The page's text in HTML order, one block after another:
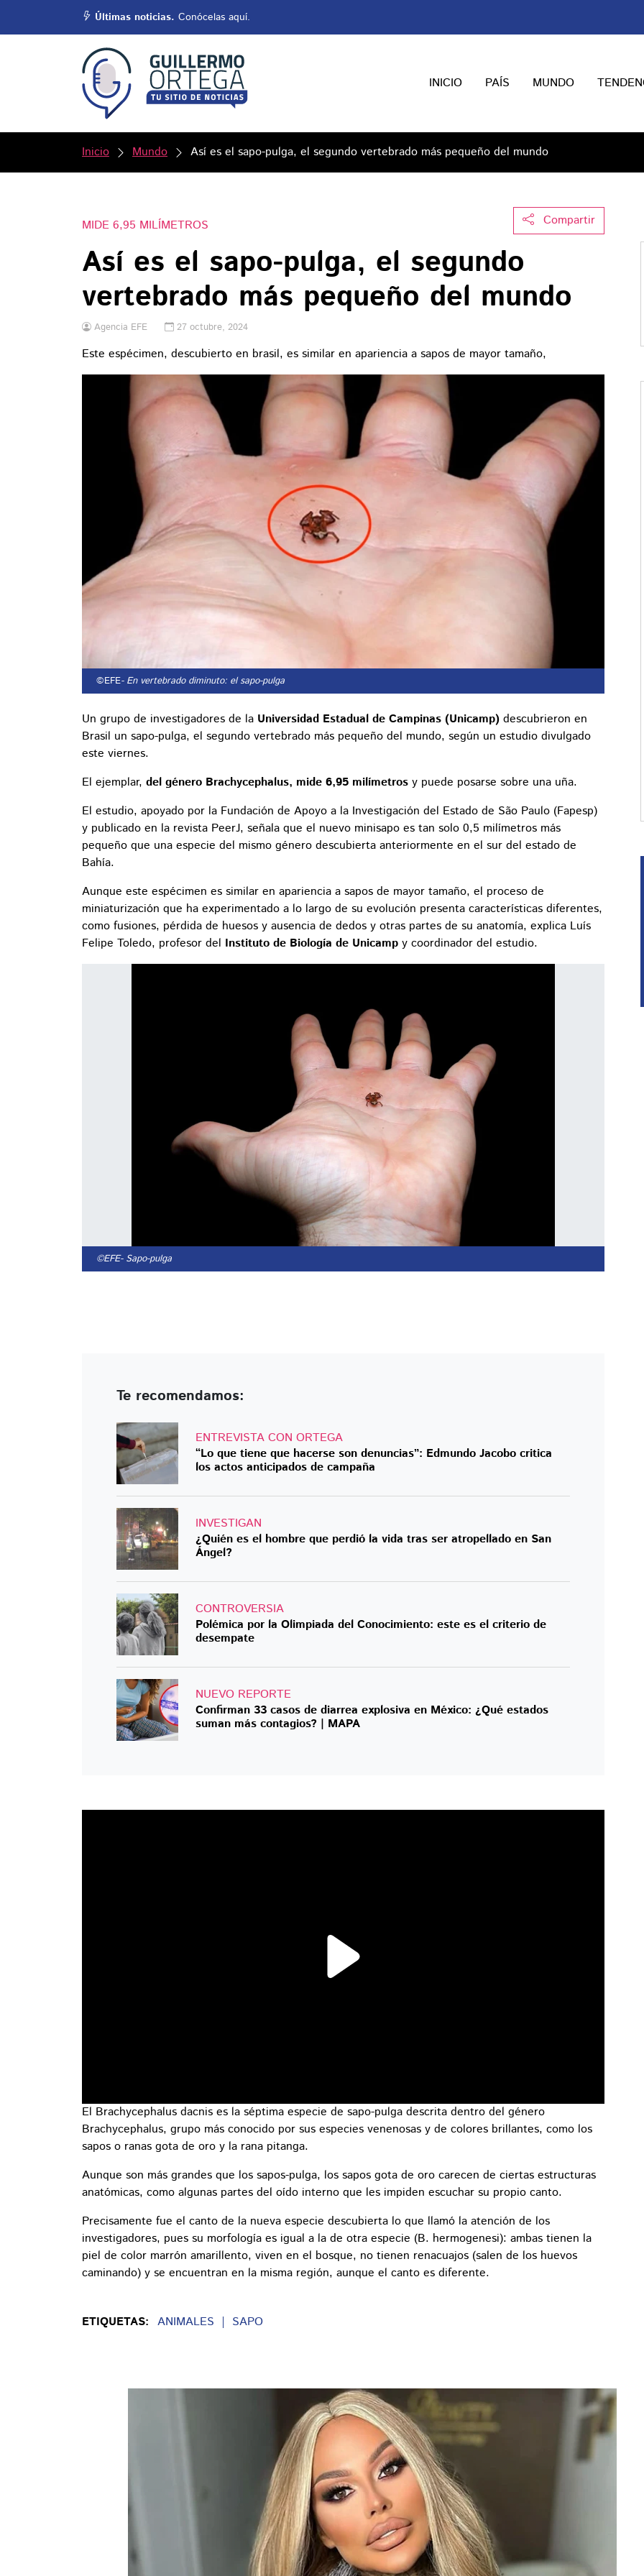
Últimas noticias. Conócelas aquí.
INICIO PAÍS MUNDO
Inicio Mundo Así es el sapo-pulga, el segundo vertebrado más pequeño del mundo
Compartir
MIDE 6,95 MILÍMETROS
Así es el sapo-pulga, el segundo
vertebrado más pequeño del mundo
Agencia EFE 27 octubre, 2024
Este espécimen, descubierto en brasil, es similar en apariencia a sapos de mayor tamaño,
©EFE- En vertebrado diminuto: el sapo-pulga
Un grupo de investigadores de la Universidad Estadual de Campinas (Unicamp) descubrieron en
Brasil un sapo-pulga, el segundo vertebrado más pequeño del mundo, según un estudio divulgado
este viernes.
El ejemplar, del género Brachycephalus, mide 6,95 milímetros y puede posarse sobre una uña.
El estudio, apoyado por la Fundación de Apoyo a la Investigación del Estado de São Paulo (Fapesp)
y publicado en la revista PeerJ, señala que el nuevo minisapo es tan solo 0,5 milímetros más
pequeño que una especie del mismo género descubierta anteriormente en el sur del estado de
Bahía.
Aunque este espécimen es similar en apariencia a sapos de mayor tamaño, el proceso de
miniaturización que ha experimentado a lo largo de su evolución presenta características diferentes,
como fusiones, pérdida de huesos y ausencia de dedos y otras partes de su anatomía, explica Luís
Felipe Toledo, profesor del Instituto de Biología de Unicamp y coordinador del estudio.
©EFE- Sapo-pulga
Te recomendamos:
ENTREVISTA CON ORTEGA
“Lo que tiene que hacerse son denuncias”: Edmundo Jacobo critica
los actos anticipados de campaña
INVESTIGAN
¿Quién es el hombre que perdió la vida tras ser atropellado en San
Ángel?
CONTROVERSIA
Polémica por la Olimpiada del Conocimiento: este es el criterio de
desempate
NUEVO REPORTE
Confirman 33 casos de diarrea explosiva en México: ¿Qué estados
suman más contagios? | MAPA
El Brachycephalus dacnis es la séptima especie de sapo-pulga descrita dentro del género
Brachycephalus, grupo más conocido por sus especies venenosas y de colores brillantes, como los
sapos o ranas gota de oro y la rana pitanga.
Aunque son más grandes que los sapos-pulga, los sapos gota de oro carecen de ciertas estructuras
anatómicas, como algunas partes del oído interno que les impiden escuchar su propio canto.
Precisamente fue el canto de la nueva especie descubierta lo que llamó la atención de los
investigadores, pues su morfología es igual a la de otra especie (B. hermogenesi): ambas tienen la
piel de color marrón amarillento, viven en el bosque, no tienen renacuajos (salen de los huevos
caminando) y se encuentran en la misma región, aunque el canto es diferente.
ETIQUETAS: ANIMALES SAPO